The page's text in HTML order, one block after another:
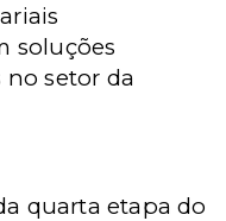
soluções
setor da
quarta etapa do